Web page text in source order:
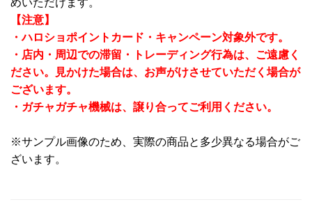
めいただけます。
【注意】
・ハロショポイントカード・キャンペーン対象外です。
・店内・周辺での滞留・トレーディング行為は、ご遠慮く
ださい。見かけた場合は、お声がけさせていただく場合が
ございます。
・ガチャガチャ機械は、譲り合ってご利用ください。
※サンプル画像のため、実際の商品と多少異なる場合がご
ざいます。